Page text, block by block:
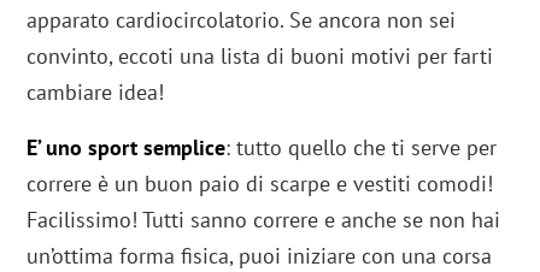
apparato cardiocircolatorio. Se ancora non sei
convinto, eccoti una lista di buoni motivi per farti
cambiare idea!
E’ uno sport semplice: tutto quello che ti serve per
correre è un buon paio di scarpe e vestiti comodi!
Facilissimo! Tutti sanno correre e anche se non hai
un’ottima forma fisica, puoi iniziare con una corsa